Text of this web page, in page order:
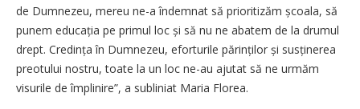
de Dumnezeu, mereu ne-a îndemnat să prioritizăm școala, să
punem educația pe primul loc și să nu ne abatem de la drumul
drept. Credința în Dumnezeu, eforturile părinților și susținerea
preotului nostru, toate la un loc ne-au ajutat să ne urmăm
visurile de împlinire”, a subliniat Maria Florea.